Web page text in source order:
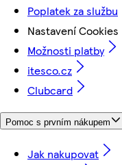
Poplatek za službu
Nastavení Cookies
Možnosti platby
itesco.cz
Clubcard
Pomoc s prvním nákupem
Jak nakupovat